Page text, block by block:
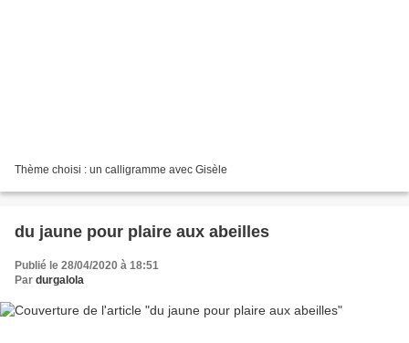
Thème choisi : un calligramme avec Gisèle
du jaune pour plaire aux abeilles
Publié le 28/04/2020 à 18:51
Par durgalola